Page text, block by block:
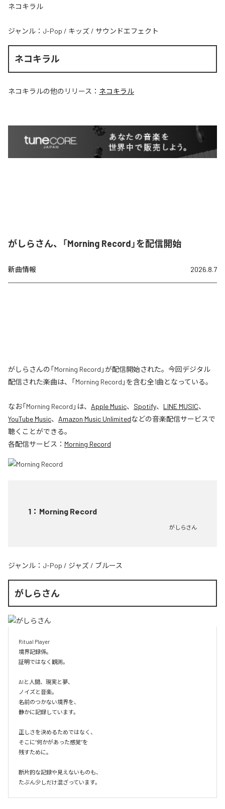
ネコキラル
ジャンル： J-Pop / キッズ / サウンドエフェクト
ネコキラル
ネコキラルの他のリリース： ネコキラル
がしらさん、「Morning Record」を配信開始
新曲情報 2026.8.7
がしらさんの「Morning Record」が配信開始された。今回デジタル
配信された楽曲は、「Morning Record」を含む全1曲となっている。
なお「Morning Record 」は、 Apple Music、 Spotify、 LINE MUSIC、
YouTube Music、 Amazon Music Unlimitedなどの音楽配信サービスで
聴くことができる。
各配信サービス： Morning Record
1 ： Morning Record
がしらさん
ジャンル： J-Pop / ジャズ / ブルース
がしらさん
Ritual Player
境界記録係。
証明ではなく観測。
AIと人間、現実と夢、
ノイズと音楽。
名前のつかない境界を、
静かに記録しています。
正しさを決めるためではなく、
そこに“何かがあった感覚”を
残すために。
断片的な記録や見えないものも、
たぶん少しだけ混ざっています。